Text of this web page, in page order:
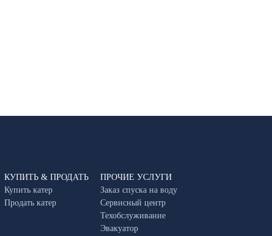
КУПИТЬ & ПРОДАТЬ
Купить катер
Продать катер
ПРОЧИЕ УСЛУГИ
Заказ спуска на воду
Сервисный центр
Техобслуживание
Эвакуатор